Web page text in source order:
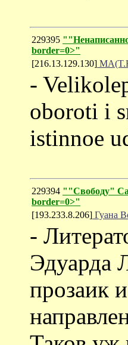
229395
border=0>"
[216.13.129.130]
-
oboroti i
istinnoe
229394 ""Свободу"
border=0>"
[193.233.8.206] Гуана
-
Эдуарда
прозаик